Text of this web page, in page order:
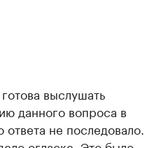
выслушать
данного вопроса в
не последовало.